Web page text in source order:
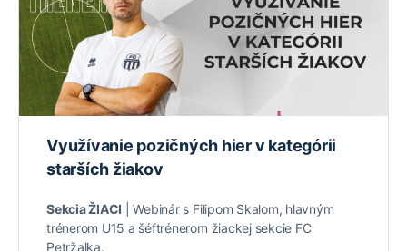
Využívanie pozičných hier v kategórii
starších žiakov
Sekcia ŽIACI | Webinár s Filipom Skalom, hlavným
trénerom U15 a šéftrénerom žiackej sekcie FC
Petržalka.